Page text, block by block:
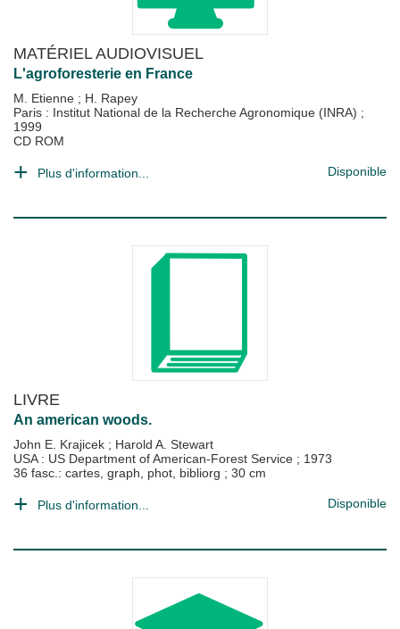
MATÉRIEL AUDIOVISUEL
L'agroforesterie en France
M. Etienne ; H. Rapey
Paris : Institut National de la Recherche Agronomique (INRA) ;
1999
CD ROM
Plus d'information... Disponible
LIVRE
An american woods.
John E. Krajicek ; Harold A. Stewart
USA : US Department of American-Forest Service ; 1973
36 fasc.: cartes, graph, phot, bibliorg ; 30 cm
Plus d'information... Disponible